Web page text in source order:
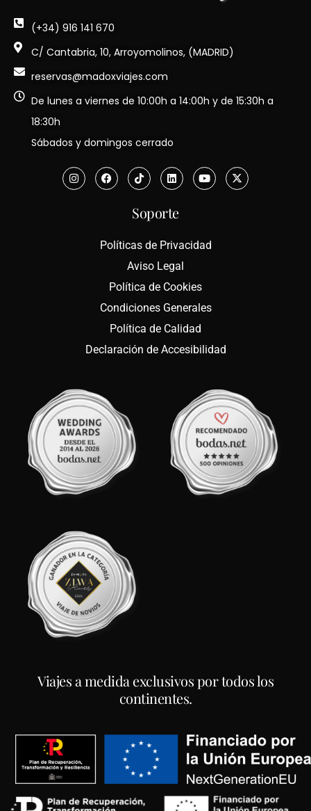
(+34) 916 141 670
C/ Cantabria, 10, Arroyomolinos, (MADRID)
reservas@madoxviajes.com
De lunes a viernes de 10:00h a 14:00h y de 15:30h a
18:30h
Sábados y domingos cerrado
Soporte
Políticas de Privacidad
Aviso Legal
Política de Cookies
Condiciones Generales
Política de Calidad
Declaración de Accesibilidad
Viajes a medida exclusivos por todos los
continentes.